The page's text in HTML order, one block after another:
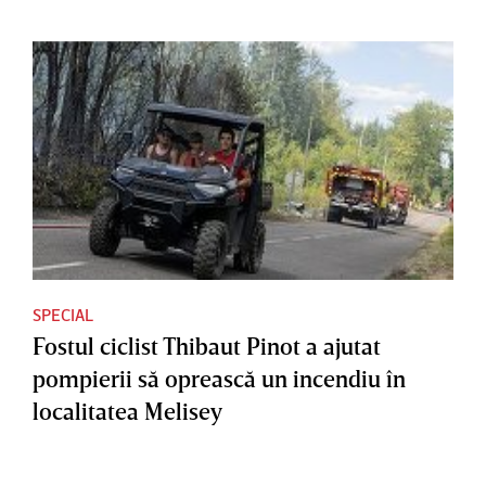
SPECIAL
Fostul ciclist Thibaut Pinot a ajutat
pompierii să oprească un incendiu în
localitatea Melisey